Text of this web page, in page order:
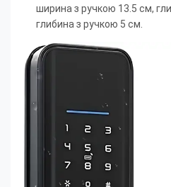
ширина з ручкою 13.5 см,
глибина з ручкою 5 см.